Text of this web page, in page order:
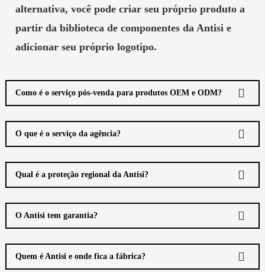
alternativa, você pode criar seu próprio produto a
partir da biblioteca de componentes da Antisi e
adicionar seu próprio logotipo.
Como é o serviço pós-venda para produtos OEM e ODM?
O que é o serviço da agência?
Qual é a proteção regional da Antisi?
O Antisi tem garantia?
Quem é Antisi e onde fica a fábrica?